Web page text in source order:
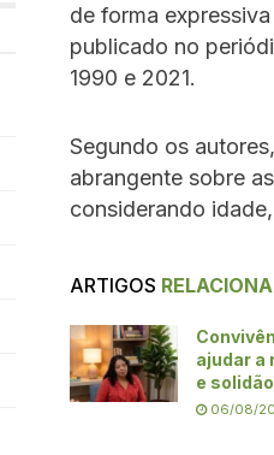
de forma
publicado no
1990 e 2021.
Segundo os
abrangente sobre
considerando
ARTIGOS
ajudar a
e solidão
06/08/